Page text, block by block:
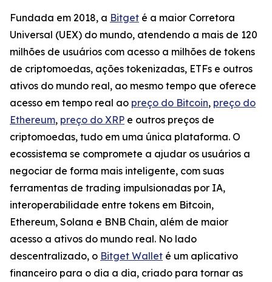
Fundada em 2018, a Bitget é a maior Corretora
Universal (UEX) do mundo, atendendo a mais de 120
milhões de usuários com acesso a milhões de tokens
de criptomoedas, ações tokenizadas, ETFs e outros
ativos do mundo real, ao mesmo tempo que oferece
acesso em tempo real ao preço do Bitcoin, preço do
Ethereum, preço do XRP e outros preços de
criptomoedas, tudo em uma única plataforma. O
ecossistema se compromete a ajudar os usuários a
negociar de forma mais inteligente, com suas
ferramentas de trading impulsionadas por IA,
interoperabilidade entre tokens em Bitcoin,
Ethereum, Solana e BNB Chain, além de maior
acesso a ativos do mundo real. No lado
descentralizado, o Bitget Wallet é um aplicativo
financeiro para o dia a dia, criado para tornar as